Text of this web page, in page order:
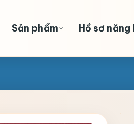
Sản phẩm Hồ sơ năng